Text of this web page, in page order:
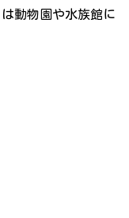
動物園や水族館に